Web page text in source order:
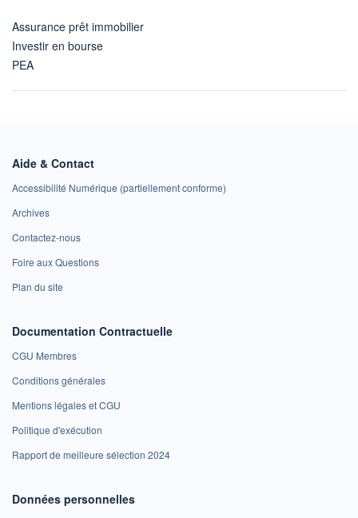
Assurance prêt immobilier
Investir en bourse
PEA
Aide & Contact
Accessibilité Numérique (partiellement conforme)
Archives
Contactez-nous
Foire aux Questions
Plan du site
Documentation Contractuelle
CGU Membres
Conditions générales
Mentions légales et CGU
Politique d'exécution
Rapport de meilleure sélection 2024
Données personnelles